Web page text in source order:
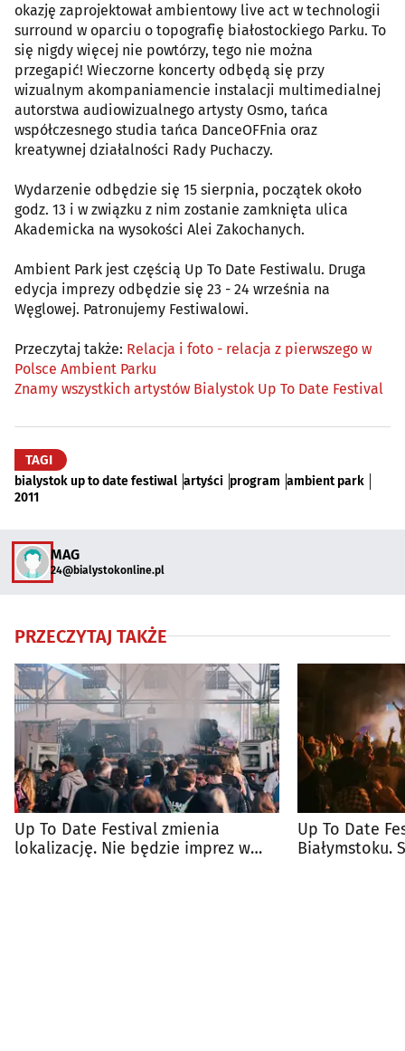
okazję zaprojektował ambientowy live act w technologii
surround w oparciu o topografię białostockiego Parku. To
się nigdy więcej nie powtórzy, tego nie można
przegapić! Wieczorne koncerty odbędą się przy
wizualnym akompaniamencie instalacji multimedialnej
autorstwa audiowizualnego artysty Osmo, tańca
współczesnego studia tańca DanceOFFnia oraz
kreatywnej działalności Rady Puchaczy.
Wydarzenie odbędzie się 15 sierpnia, początek około
godz. 13 i w związku z nim zostanie zamknięta ulica
Akademicka na wysokości Alei Zakochanych.
Ambient Park jest częścią Up To Date Festiwalu. Druga
edycja imprezy odbędzie się 23 - 24 września na
Węglowej. Patronujemy Festiwalowi.
Przeczytaj także: Relacja i foto - relacja z pierwszego w
Polsce Ambient Parku
Znamy wszystkich artystów Bialystok Up To Date Festival
TAGI
bialystok up to date festiwal artyści program ambient park
2011
MAG
24@bialystokonline.pl
PRZECZYTAJ TAKŻE
Up To Date Festival zmienia
lokalizację. Nie będzie imprez w
Up To Date
Białymstoku.